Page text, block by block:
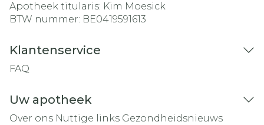
Apotheek titularis: Kim Moesick
BTW nummer: BE0419591613
Klantenservice
FAQ
Uw apotheek
Over ons Nuttige links Gezondheidsnieuws